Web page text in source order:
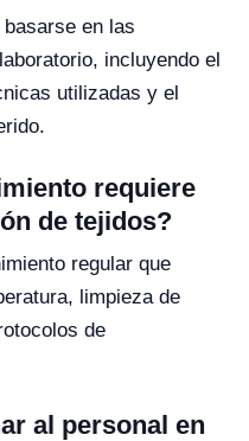
en las
incluyendo el
utilizadas y el
requiere
de tejidos?
regular que
limpieza de
de
al personal en